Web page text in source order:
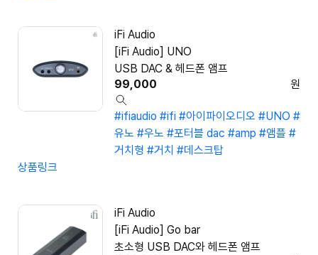
iFi Audio
[iFi Audio] UNO
USB DAC & 헤드폰 앰프
99,000
원
#ifiaudio #ifi #아이파이오디오 #UNO #
유노 #우노 #포터블 dac #amp #앰플 #
거치형 #거치 #데스크탑
상품링크
iFi Audio
[iFi Audio] Go bar
초소형 USB DAC와 헤드폰 앰프